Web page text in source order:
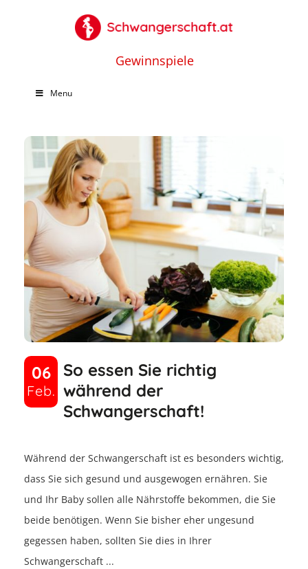
Gewinnspiele
Menu
06
Feb.
So essen Sie richtig
während der
Schwangerschaft!
Während der Schwangerschaft ist es besonders wichtig,
dass Sie sich gesund und ausgewogen ernähren. Sie
und Ihr Baby sollen alle Nährstoffe bekommen, die Sie
beide benötigen. Wenn Sie bisher eher ungesund
gegessen haben, sollten Sie dies in Ihrer
Schwangerschaft ...